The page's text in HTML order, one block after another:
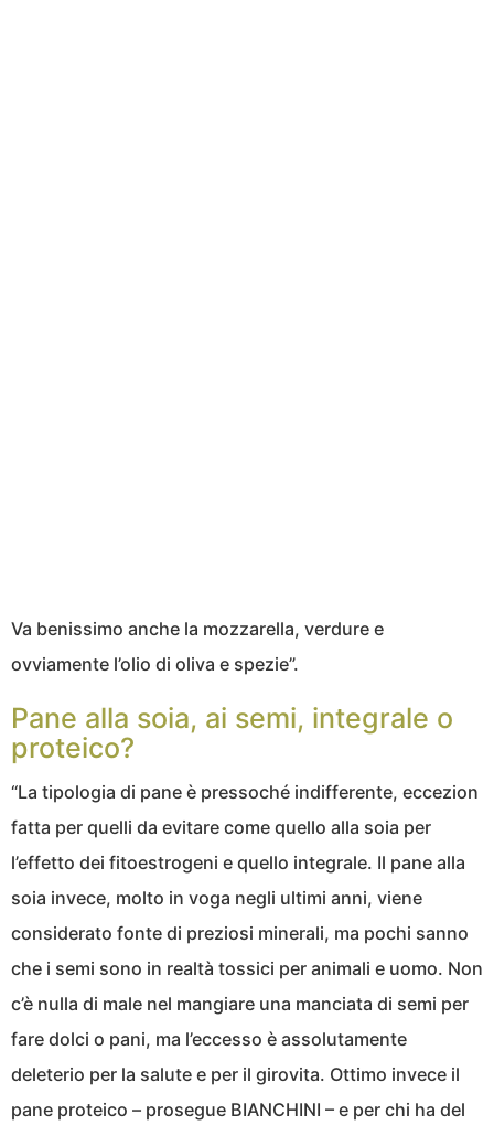
Va benissimo anche la mozzarella, verdure e
ovviamente l’olio di oliva e spezie”.
Pane alla soia, ai semi, integrale o
proteico?
“La tipologia di pane è pressoché indifferente, eccezion
fatta per quelli da evitare come quello alla soia per
l’effetto dei fitoestrogeni e quello integrale. Il pane alla
soia invece, molto in voga negli ultimi anni, viene
considerato fonte di preziosi minerali, ma pochi sanno
che i semi sono in realtà tossici per animali e uomo. Non
c’è nulla di male nel mangiare una manciata di semi per
fare dolci o pani, ma l’eccesso è assolutamente
deleterio per la salute e per il girovita. Ottimo invece il
pane proteico – prosegue BIANCHINI – e per chi ha del